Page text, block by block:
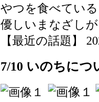
やつを食べてい
優しいまなざし
【最近の話題】
7/10 いのちにつ